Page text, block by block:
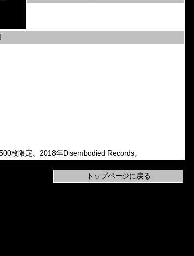
枚限定。2018年Disembodied Records。